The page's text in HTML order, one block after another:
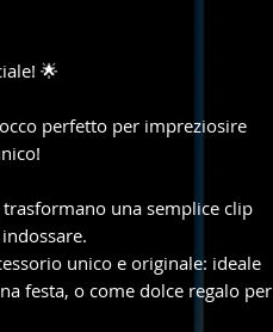
🌟
perfetto per impreziosire
una semplice clip
unico e originale: ideale
festa, o come dolce regalo per